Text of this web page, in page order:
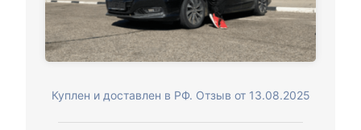
Куплен и доставлен в РФ. Отзыв от 13.08.2025